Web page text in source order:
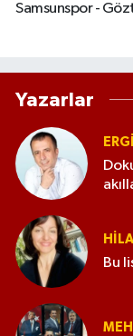
Samsunspor -
Yazarlar
Bu